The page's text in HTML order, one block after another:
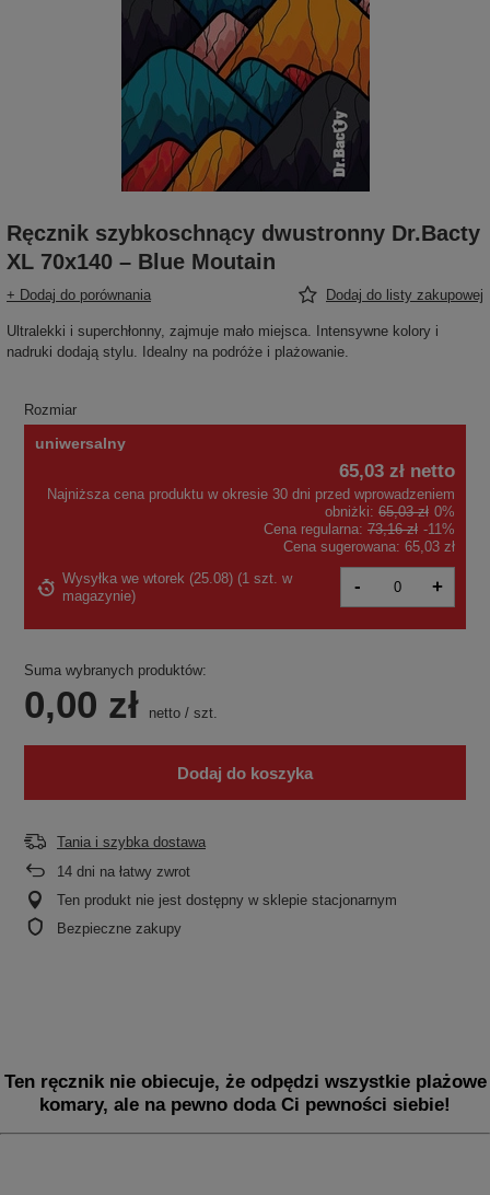
Ręcznik szybkoschnący dwustronny Dr.Bacty
XL 70x140 – Blue Moutain
+ Dodaj do porównania Dodaj do listy zakupowej
Ultralekki i superchłonny, zajmuje mało miejsca. Intensywne kolory i
nadruki dodają stylu. Idealny na podróże i plażowanie.
Rozmiar
uniwersalny
65,03 zł netto
Najniższa cena produktu w okresie 30 dni przed wprowadzeniem
obniżki: 65,03 zł 0%
Cena regularna: 73,16 zł -11%
Cena sugerowana: 65,03 zł
Wysyłka we wtorek (25.08) (1 szt. w
magazynie) - +
Suma wybranych produktów:
0,00 zł netto / szt.
Dodaj do koszyka
Tania i szybka dostawa
14 dni na łatwy zwrot
Ten produkt nie jest dostępny w sklepie stacjonarnym
Bezpieczne zakupy
Ten ręcznik nie obiecuje, że odpędzi wszystkie plażowe
komary, ale na pewno doda Ci pewności siebie!